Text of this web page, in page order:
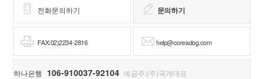
전화문의하기 문의하기
FAX:02)2234-2816 help@coreadog.com
하나은행 106-910037-92104 예금주:(주)국개대표